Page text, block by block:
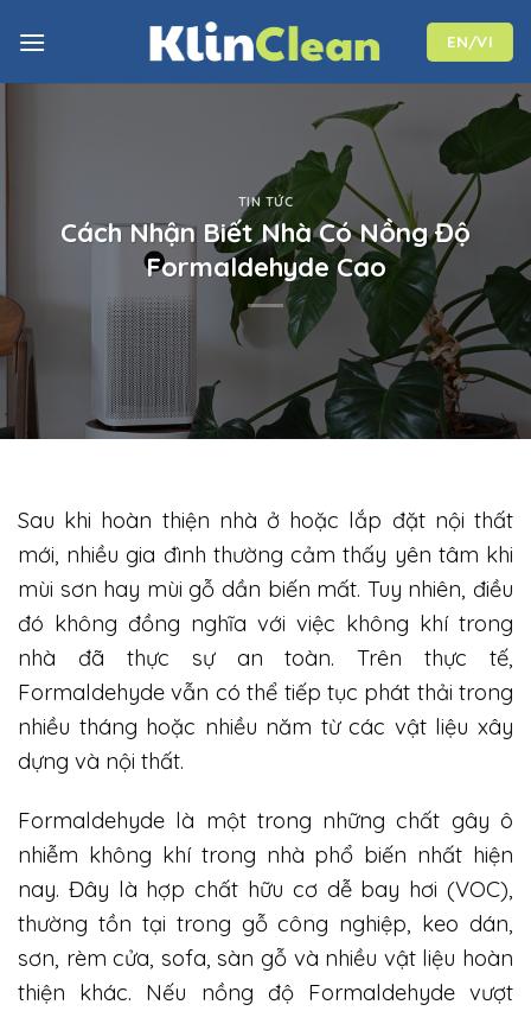
EN/VI
TIN TỨC
Cách Nhận Biết Nhà Có Nồng Độ
Formaldehyde Cao
Sau khi hoàn thiện nhà ở hoặc lắp đặt nội thất
mới, nhiều gia đình thường cảm thấy yên tâm khi
mùi sơn hay mùi gỗ dần biến mất. Tuy nhiên, điều
đó không đồng nghĩa với việc không khí trong
nhà đã thực sự an toàn. Trên thực tế,
Formaldehyde vẫn có thể tiếp tục phát thải trong
nhiều tháng hoặc nhiều năm từ các vật liệu xây
dựng và nội thất.
Formaldehyde là một trong những chất gây ô
nhiễm không khí trong nhà phổ biến nhất hiện
nay. Đây là hợp chất hữu cơ dễ bay hơi (VOC),
thường tồn tại trong gỗ công nghiệp, keo dán,
sơn, rèm cửa, sofa, sàn gỗ và nhiều vật liệu hoàn
thiện khác. Nếu nồng độ Formaldehyde vượt